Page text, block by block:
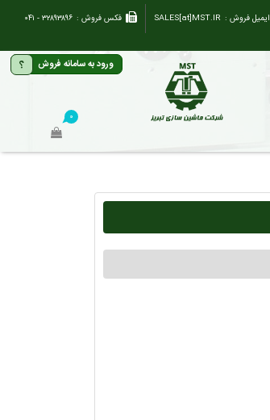
فکس فروش : ۳۲۸۹۳۸۹۶ - ۰۴۱ ایمیل فروش : SALES[at]MST.IR
ورود به سامانه فروش ؟
۰